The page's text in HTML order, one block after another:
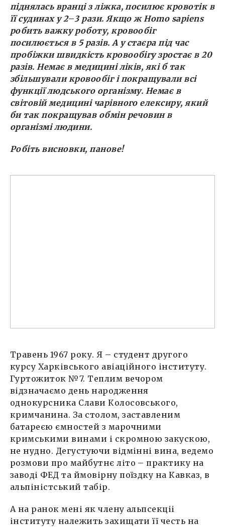
піднялась вранці з ліжка, посилює кровотік в
її судинах у 2– 3 рази. Якщо ж Homo sapiens
робить важку роботу, кровообіг
посилюється в 5 разів. А у стаєра під час
пробіжки швидкість кровообігу зростає в 20
разів. Немає в медицині ліків, які б так
збільшували кровообіг і покращували всі
функції людського організму. Немає в
світовій медицині чарівного елексиру, який
би так покращував обмін речовин в
організмі людини.
Робіть висновки, панове!
Травень 1967 року. Я – студент другого
курсу Харківського авіаційного інституту.
Гуртожиток №7. Теплим вечором
відзначаємо день народження
однокурсника Слави Колосовського,
кримчанина. За столом, заставленим
батареєю ємностей з марочними
кримськими винами і скромною закускою,
не нудно. Дегустуючи відмінні вина, ведемо
розмови про майбутнє літо – практику на
заводі ФЕД та ймовірну поїздку на Кавказ, в
альпіністський табір.
А на ранок мені як члену альпсекціі
інституту належить захищати її честь на